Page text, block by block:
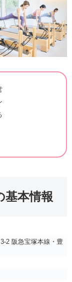
基本情報
2 阪急宝塚本線・豊